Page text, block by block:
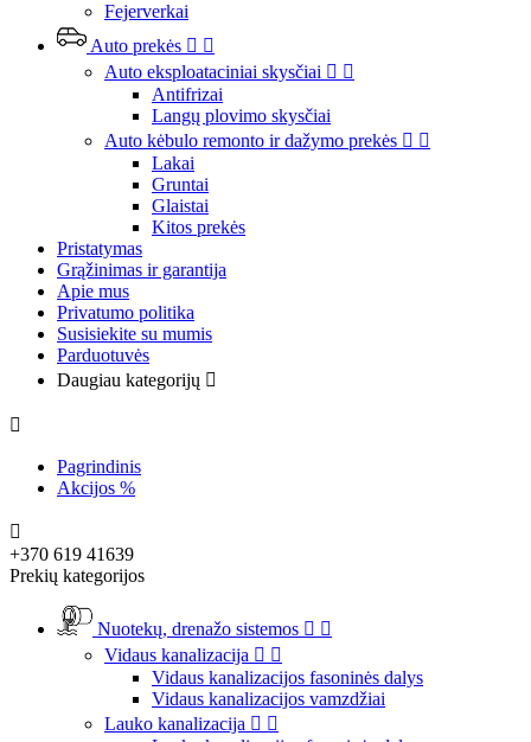
Fejerverkai
Auto prekės  
Auto eksploataciniai skysčiai  
Antifrizai
Langų plovimo skysčiai
Auto kėbulo remonto ir dažymo prekės  
Lakai
Gruntai
Glaistai
Kitos prekės
Pristatymas
Grąžinimas ir garantija
Apie mus
Privatumo politika
Susisiekite su mumis
Parduotuvės
Daugiau kategorijų 

Pagrindinis
Akcijos %

+370 619 41639
Prekių kategorijos
Nuotekų, drenažo sistemos  
Vidaus kanalizacija  
Vidaus kanalizacijos fasoninės dalys
Vidaus kanalizacijos vamzdžiai
Lauko kanalizacija  